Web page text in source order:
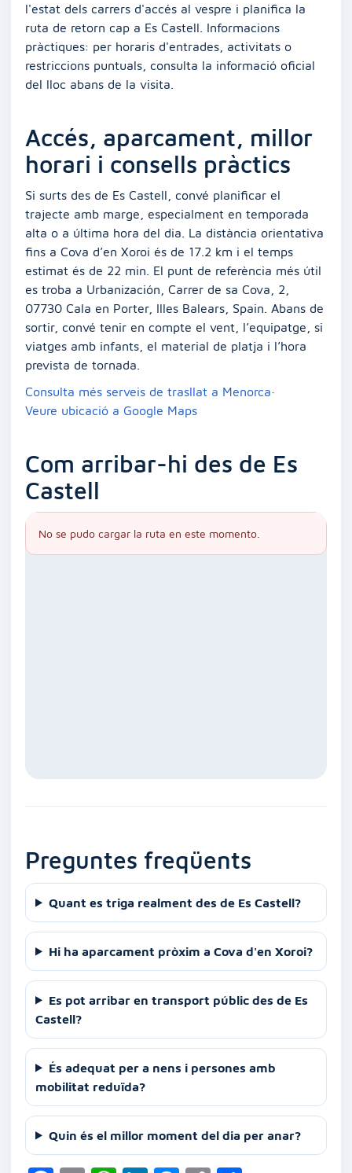
l'estat dels carrers d'accés al vespre i planifica la
ruta de retorn cap a Es Castell. Informacions
pràctiques: per horaris d'entrades, activitats o
restriccions puntuals, consulta la informació oficial
del lloc abans de la visita.
Accés, aparcament, millor
horari i consells pràctics
Si surts des de Es Castell, convé planificar el
trajecte amb marge, especialment en temporada
alta o a última hora del dia. La distància orientativa
fins a Cova d’en Xoroi és de 17.2 km i el temps
estimat és de 22 min. El punt de referència més útil
es troba a Urbanización, Carrer de sa Cova, 2,
07730 Cala en Porter, Illes Balears, Spain. Abans de
sortir, convé tenir en compte el vent, l’equipatge, si
viatges amb infants, el material de platja i l’hora
prevista de tornada.
Consulta més serveis de trasllat a Menorca·
Veure ubicació a Google Maps
Com arribar-hi des de Es
Castell
No se pudo cargar la ruta en este momento.
Preguntes freqüents
Quant es triga realment des de Es Castell?
Hi ha aparcament pròxim a Cova d'en Xoroi?
Es pot arribar en transport públic des de Es
Castell?
És adequat per a nens i persones amb
mobilitat reduïda?
Quin és el millor moment del dia per anar?